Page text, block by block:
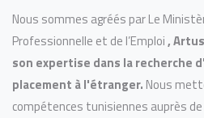
Nous sommes agréés par Le
Professionnelle et de l’Emploi,
son expertise dans la recherche
placement à l'étranger. Nous
compétences tunisiennes auprès